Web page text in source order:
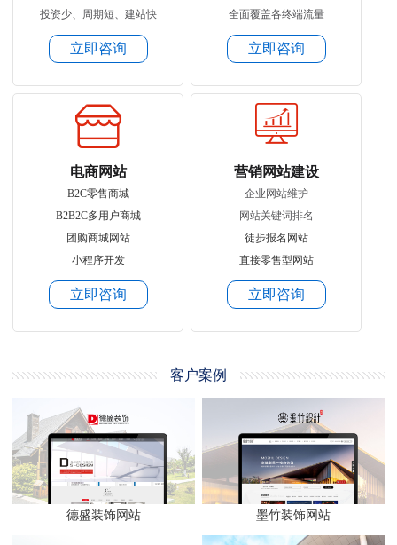
投资少、周期短、建站快
立即咨询
全面覆盖各终端流量
立即咨询
电商网站
B2C零售商城
B2B2C多用户商城
团购商城网站
小程序开发
立即咨询
营销网站建设
企业网站维护
网站关键词排名
徒步报名网站
直接零售型网站
立即咨询
客户案例
德盛装饰网站 墨竹装饰网站